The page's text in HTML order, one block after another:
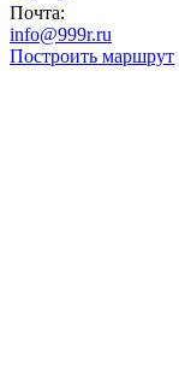
Почта:
info@999r.ru
Построить маршрут